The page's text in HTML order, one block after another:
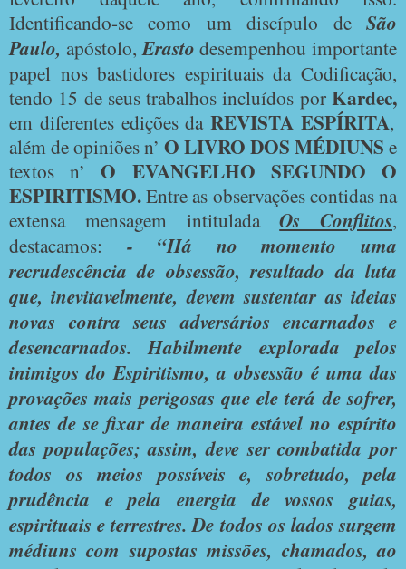
Identificando-se como um discípulo de São
Paulo, apóstolo, Erasto desempenhou importante
papel nos bastidores espirituais da Codificação,
tendo 15 de seus trabalhos incluídos por Kardec,
em diferentes edições daREVISTA ESPÍRITA,
além de opiniões n’ O LIVRO DOS MÉDIUNS e
textos n’O EVANGELHO SEGUNDO O
ESPIRITISMO.Entre as observações contidas na
extensa mensagem intituladaOs Conflitos,
destacamos: - “Há no momento uma
recrudescência de obsessão, resultado da luta
que, inevitavelmente, devem sustentar as ideias
novas contra seus adversários encarnados e
desencarnados. Habilmente explorada pelos
inimigos do Espiritismo, a obsessão é uma das
provações mais perigosas que ele terá de sofrer,
antes de se fixar de maneira estável no espírito
das populações; assim, deve ser combatida por
todos os meios possíveis e, sobretudo, pela
prudência e pela energia de vossos guias,
espirituais e terrestres. De todos os lados surgem
médiuns com supostas missões, chamados, ao